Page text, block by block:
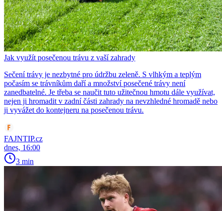
Jak využít posečenou trávu z vaší zahrady
Sečení trávy je nezbytné pro údržbu zeleně. S vlhkým a teplým
počasím se trávníkům daří a množství posečené trávy není
zanedbatelné. Je třeba se naučit tuto užitečnou hmotu dále využívat,
nejen ji hromadit v zadní části zahrady na nevzhledné hromadě nebo
ji vyvážet do kontejneru na posečenou trávu.
FAJNTIP.cz
dnes, 16:00
3 min